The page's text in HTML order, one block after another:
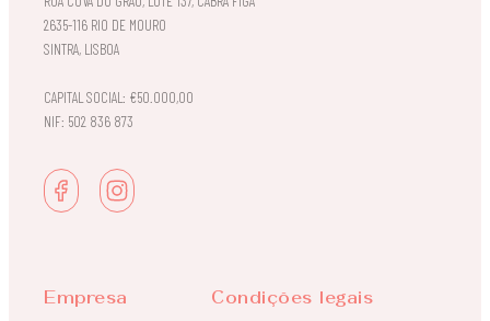
2635-116 RIO DE MOURO
SINTRA, LISBOA
CAPITAL SOCIAL: €50.000,00
NIF: 502 836 873
Empresa Condições legais